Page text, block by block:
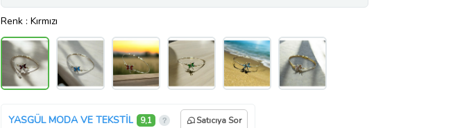
Renk : Kırmızı
YASGÜL MODA VE TEKSTİL 9,1 Satıcıya Sor